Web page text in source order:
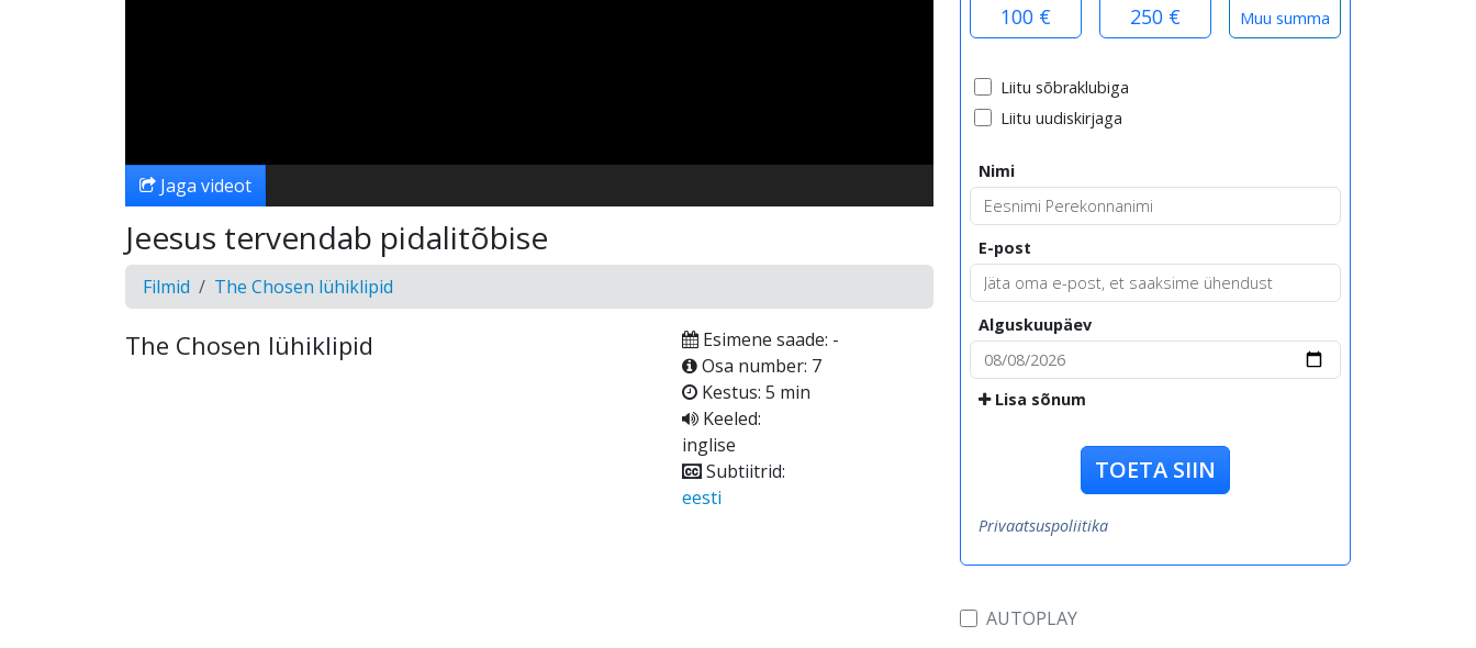
Jaga videot
Jeesus tervendab pidalitõbise
Filmid The Chosen lühiklipid
The Chosen lühiklipid
Esimene saade: -
Osa number: 7
Kestus: 5 min
Keeled:
inglise
Subtiitrid:
eesti
100 € 250 €
Liitu sõbraklubiga
Liitu uudiskirjaga
Nimi
E-post
Alguskuupäev
Lisa sõnum
TOETA SIIN
Privaatsuspoliitika
AUTOPLAY